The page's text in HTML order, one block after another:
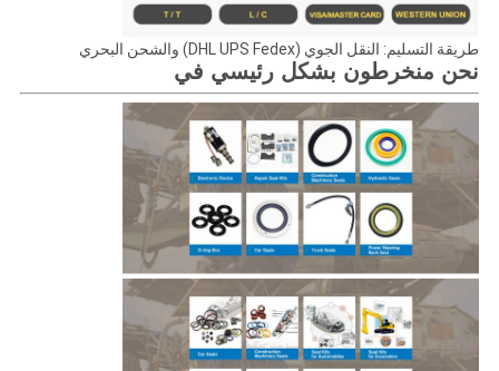
طريقة التسليم: النقل الجوي (DHL UPS Fedex) والشحن البحري
نحن منخرطون بشكل رئيسي في